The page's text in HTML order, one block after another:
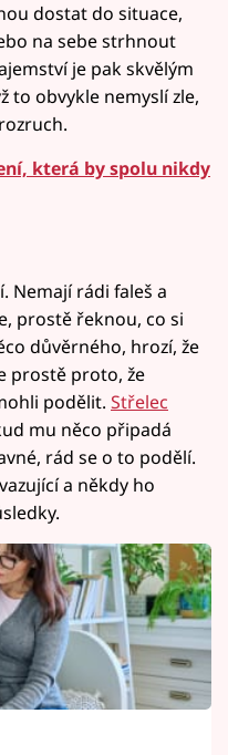
dostat do situace,
na sebe strhnout
je pak skvělým
to obvykle nemyslí zle,
která by spolu nikdy
Nemají rádi faleš a
prostě řeknou, co si
důvěrného, hrozí, že
prostě proto, že
podělit. Střelec
mu něco připadá
rád se o to podělí.
a někdy ho